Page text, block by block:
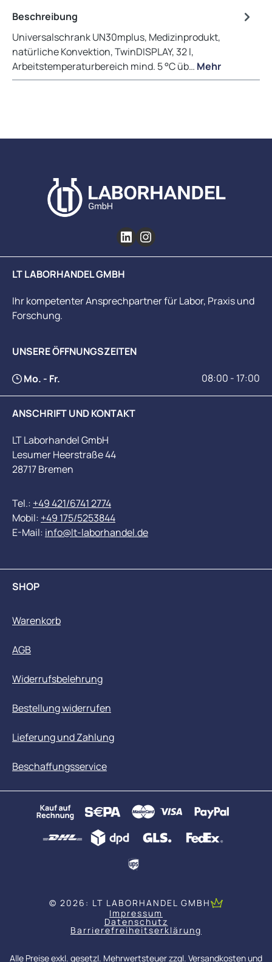
Beschreibung
Universalschrank UN30mplus, Medizinprodukt,
natürliche Konvektion, TwinDISPLAY, 32 l,
Arbeitstemperaturbereich mind. 5 °C üb… Mehr
LT LABORHANDEL GMBH
Ihr kompetenter Ansprechpartner für Labor, Praxis und
Forschung.
UNSERE ÖFFNUNGSZEITEN
Mo. - Fr. 08:00 - 17:00
ANSCHRIFT UND KONTAKT
LT Laborhandel GmbH
Lesumer Heerstraße 44
28717 Bremen
Tel.: +49 421/6741 2774
Mobil: +49 175/5253844
E-Mail: info@lt-laborhandel.de
SHOP
Warenkorb
AGB
Widerrufsbelehrung
Bestellung widerrufen
Lieferung und Zahlung
Beschaffungsservice
© 2026: LT LABORHANDEL GMBH
Impressum
Datenschutz
Barrierefreiheitserklärung
Alle Preise exkl. gesetzl. Mehrwertsteuer zzgl. Versandkostenund